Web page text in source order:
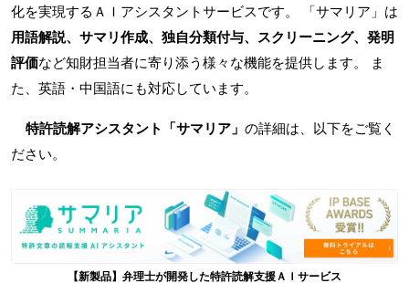
化を実現するＡＩアシスタントサービスです。 「サマリア」は
用語解説、サマリ作成、独自分類付与、スクリーニング、発明
評価など知財担当者に寄り添う様々な機能を提供します。 ま
た、英語・中国語にも対応しています。
特許読解アシスタント「サマリア」 の詳細は、以下をご覧く
ださい。
【新製品】弁理士が開発した特許読解支援ＡＩサービス